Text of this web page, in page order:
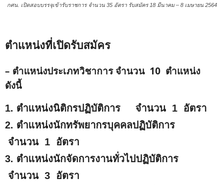
กศน. เปิดสอบบรรจุเข้ารับราชการ จำนวน 35 อัตรา รับสมัคร 18 มีนาคม – 8 เมษายน 2564
ตำแหน่งที่เปิดรับสมัคร
– ตำแหน่งประเภทวิชาการ จำนวน 10 ตำแหน่ง
ดังนี้
1. ตำแหน่งนิติกรปฏิบัติการ จำนวน 1 อัตรา
2. ตำแหน่งนักทรัพยากรบุคคลปฏิบัติการ
จำนวน 1 อัตรา
3. ตำแหน่งนักจัดการงานทั่วไปปฏิบัติการ
จำนวน 3 อัตรา